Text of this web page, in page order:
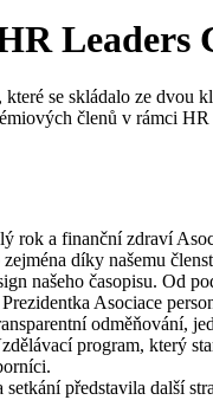
Leaders
se skládalo ze
členů v rámci
a finanční zdraví
díky našemu
našeho časopisu. Od
Asociace
odměňování,
program, který
představila další